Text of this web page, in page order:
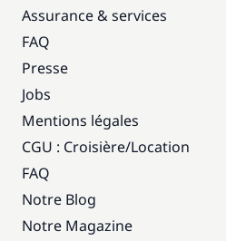
Assurance & services
FAQ
Presse
Jobs
Mentions légales
CGU : Croisière/Location
FAQ
Notre Blog
Notre Magazine